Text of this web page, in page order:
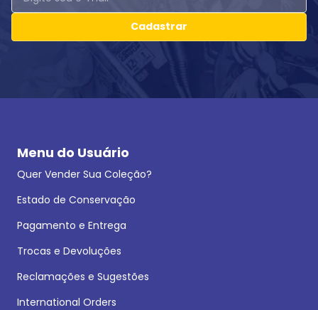
Cadastrar
Menu do Usuário
Quer Vender Sua Coleção?
Estado de Conservação
Pagamento e Entrega
Trocas e Devoluções
Reclamações e Sugestões
International Orders